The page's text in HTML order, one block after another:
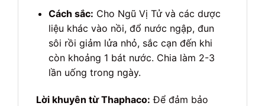
Cách sắc: Cho Ngũ Vị Tử và các dược
liệu khác vào nồi, đổ nước ngập, đun
sôi rồi giảm lửa nhỏ, sắc cạn đến khi
còn khoảng 1 bát nước. Chia làm 2-3
lần uống trong ngày.
Lời khuyên từ Thaphaco: Để đảm bảo